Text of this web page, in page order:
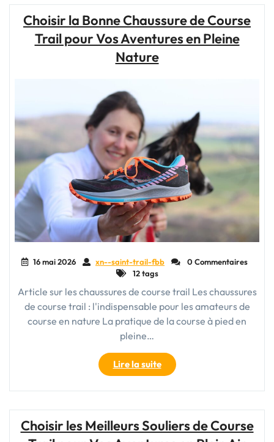
Trail
Hoka
Air"
Choisir la Bonne Chaussure de Course
Trail pour Vos Aventures en Pleine
Nature
16 mai 2026 xn--saint-trail-fbb
0 Commentaires
12 tags
Article sur les chaussures de course trail Les chaussures
de course trail : l'indispensable pour les amateurs de
course en nature La pratique de la course à pied en
pleine…
Lire la suite"Choisir
la
Bonne
Course
Choisir les Meilleurs Souliers de Course